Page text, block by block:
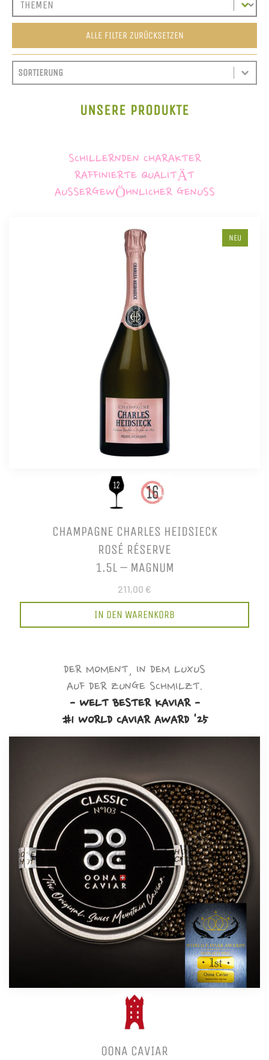
ALLE FILTER ZURÜCKSETZEN
SORTIEREN
SORT CONTENT
SORT CONTENT
UNSERE PRODUKTE
SCHILLERNDEN CHARAKTER
RAFFINIERTE QUALITÄT
AUSSERGEWÖHNLICHER GENUSS
NEU
CHAMPAGNE CHARLES HEIDSIECK
ROSÉ RÉSERVE
1.5L – MAGNUM
211,00 €
IN DEN WARENKORB
DER MOMENT, IN DEM LUXUS
AUF DER ZUNGE SCHMILZT.
- WELT BESTER KAVIAR -
#1 WORLD CAVIAR AWARD '25
OONA CAVIAR